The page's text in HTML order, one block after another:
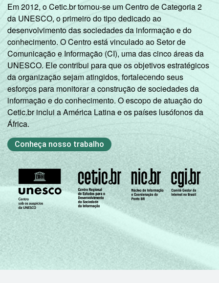
Em 2012, o Cetic.br tornou-se um Centro de Categoria 2
da UNESCO, o primeiro do tipo dedicado ao
desenvolvimento das sociedades da informação e do
conhecimento. O Centro está vinculado ao Setor de
Comunicação e Informação (CI), uma das cinco áreas da
UNESCO. Ele contribui para que os objetivos estratégicos
da organização sejam atingidos, fortalecendo seus
esforços para monitorar a construção de sociedades da
informação e do conhecimento. O escopo de atuação do
Cetic.br inclui a América Latina e os países lusófonos da
África.
Conheça nosso trabalho